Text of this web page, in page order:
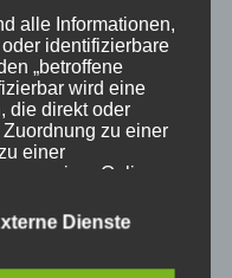
Pass Allgäuer Alpen
booking.com
DTV Ferienhotel
Fewo
Gästeinformation
alle Informationen,
identifizierbare
„betroffene
wird eine
die direkt oder
zu einer
einer
zu einer Online-
der
Dienste